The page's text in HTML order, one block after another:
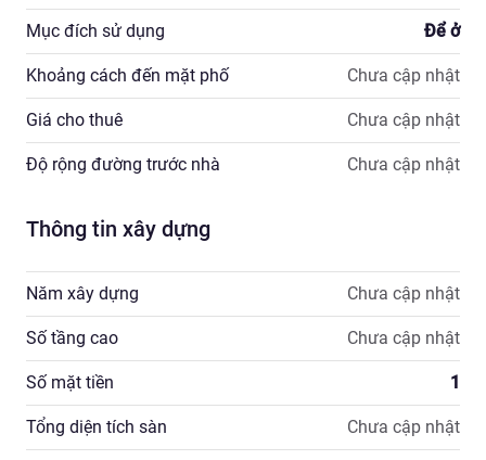
Mục đích sử dụng Để ở
Khoảng cách đến mặt phố Chưa cập nhật
Giá cho thuê Chưa cập nhật
Độ rộng đường trước nhà Chưa cập nhật
Thông tin xây dựng
Năm xây dựng Chưa cập nhật
Số tầng cao Chưa cập nhật
Số mặt tiền 1
Tổng diện tích sàn Chưa cập nhật